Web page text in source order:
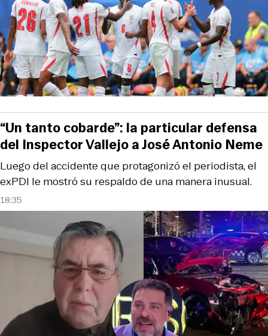
18:35
Luego del accidente que protagonizó el periodista, el
exPDI le mostró su respaldo de una manera inusual.
“Un tanto cobarde”: la particular defensa
del Inspector Vallejo a José Antonio Neme